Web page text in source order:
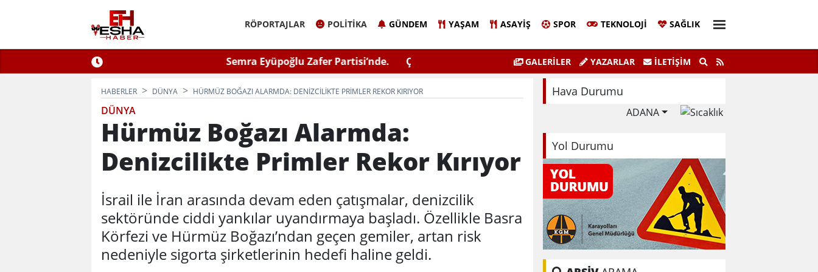
RÖPORTAJLAR POLITIKA GÜNDEM YAŞAM ASAYIŞ SPOR TEKNOLOJI SAĞLIK
Zafer Partisi’nde.
ÇEVSADER Eskişehir İl Başkanı Sinem Eltin'den Hayati Uyarı
Kulaktan Dolma Bilgiyle İlaçlama Ölüm Getirir
Elazığ'da Sivil Katılım Zirvesi Gerçekleştirildi.
GALERİLER YAZARLAR İLETIŞIM
HABERLER DÜNYA HÜRMÜZ BOĞAZI ALARMDA: DENIZCILIKTE PRIMLER REKOR KIRIYOR
DÜNYA
Hürmüz Boğazı Alarmda:
Denizcilikte Primler Rekor Kırıyor
İsrail ile İran arasında devam eden çatışmalar, denizcilik
sektöründe ciddi yankılar uyandırmaya başladı. Özellikle Basra
Körfezi ve Hürmüz Boğazı’ndan geçen gemiler, artan risk
nedeniyle sigorta şirketlerinin hedefi haline geldi.
Hava Durumu
ADANA
Yol Durumu